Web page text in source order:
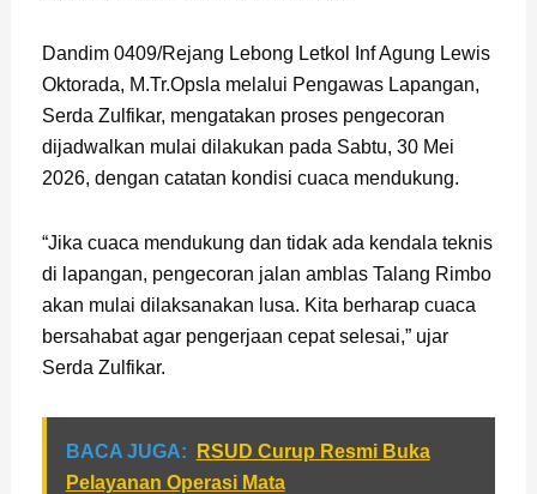
Dandim 0409/Rejang Lebong Letkol Inf Agung Lewis
Oktorada, M.Tr.Opsla melalui Pengawas Lapangan,
Serda Zulfikar, mengatakan proses pengecoran
dijadwalkan mulai dilakukan pada Sabtu, 30 Mei
2026, dengan catatan kondisi cuaca mendukung.
“Jika cuaca mendukung dan tidak ada kendala teknis
di lapangan, pengecoran jalan amblas Talang Rimbo
akan mulai dilaksanakan lusa. Kita berharap cuaca
bersahabat agar pengerjaan cepat selesai,” ujar
Serda Zulfikar.
BACA JUGA:
RSUD Curup Resmi Buka
Pelayanan Operasi Mata